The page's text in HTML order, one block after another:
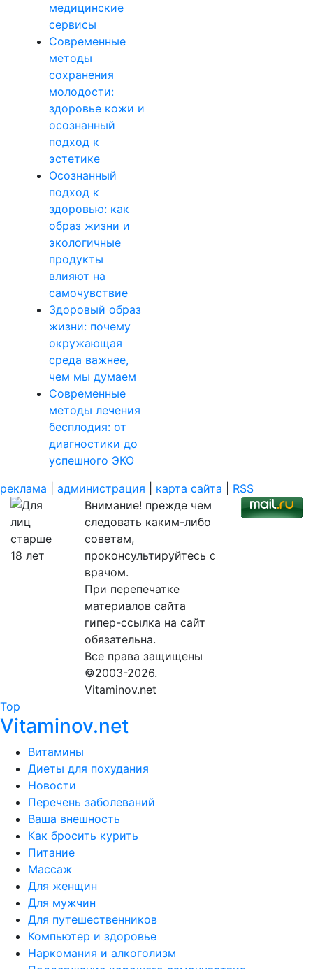
медицинские
сервисы
Современные
методы
сохранения
молодости:
здоровье кожи и
осознанный
подход к
эстетике
Осознанный
подход к
здоровью: как
образ жизни и
экологичные
продукты
влияют на
самочувствие
Здоровый образ
жизни: почему
окружающая
среда важнее,
чем мы думаем
Современные
методы лечения
бесплодия: от
диагностики до
успешного ЭКО
реклама
администрация карта сайта
RSS
Внимание! прежде чем
следовать каким-либо
советам,
проконсультируйтесь с
врачом.
При перепечатке
материалов сайта
гипер-ссылка на сайт
обязательна.
Все права защищены
©2003-2026.
Vitaminov.net
Top
Vitaminov.net
Витамины
Диеты для похудания
Новости
Перечень заболеваний
Ваша внешность
Как бросить курить
Питание
Массаж
Для женщин
Для мужчин
Для путешественников
Компьютер и здоровье
Наркомания и алкоголизм